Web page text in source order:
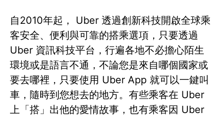
自2010年起， Uber 透過創新科技開啟全球乘
客安全、便利與可靠的搭乘選項，只要透過
Uber 資訊科技平台，行遍各地不必擔心陌生
環境或是語言不通，不論您是來自哪個國家或
要去哪裡，只要使用 Uber App 就可以一鍵叫
車，隨時到您想去的地方。有些乘客在 Uber
上「搭」出他的愛情故事，也有乘客因 Uber